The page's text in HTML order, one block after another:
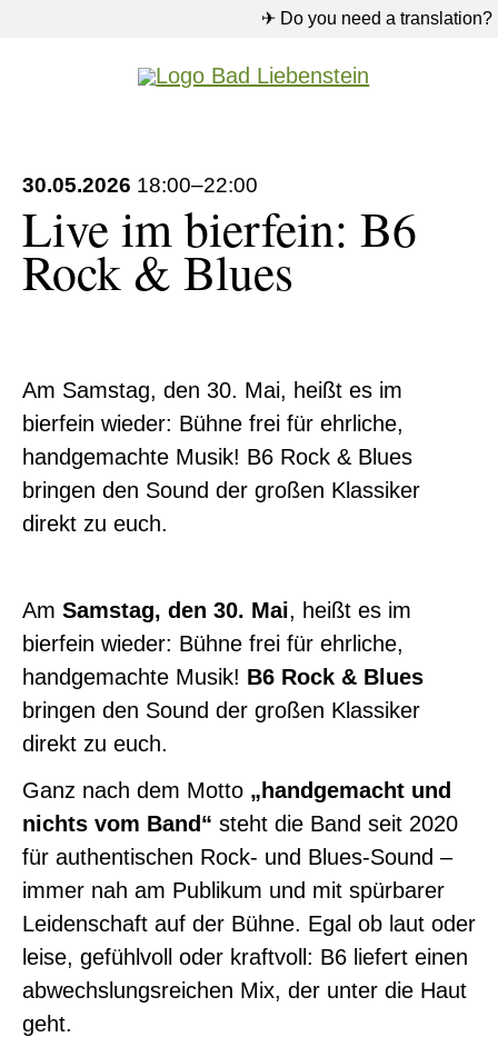
✈ Do you need a translation?
30.05.2026 18:00–22:00
Live im bierfein: B6
Rock & Blues
Am Samstag, den 30. Mai, heißt es im
bierfein wieder: Bühne frei für ehrliche,
handgemachte Musik! B6 Rock & Blues
bringen den Sound der großen Klassiker
direkt zu euch.
Am Samstag, den 30. Mai, heißt es im
bierfein wieder: Bühne frei für ehrliche,
handgemachte Musik! B6 Rock & Blues
bringen den Sound der großen Klassiker
direkt zu euch.
Ganz nach dem Motto „handgemacht und
nichts vom Band“ steht die Band seit 2020
für authentischen Rock- und Blues-Sound –
immer nah am Publikum und mit spürbarer
Leidenschaft auf der Bühne. Egal ob laut oder
leise, gefühlvoll oder kraftvoll: B6 liefert einen
abwechslungsreichen Mix, der unter die Haut
geht.